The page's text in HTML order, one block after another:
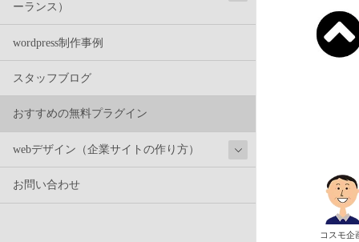
ーランス）
wordpress制作事例
スタッフブログ
おすすめの無料プラグイン
webデザイン（企業サイトの作り方）
お問い合わせ
コスモ企